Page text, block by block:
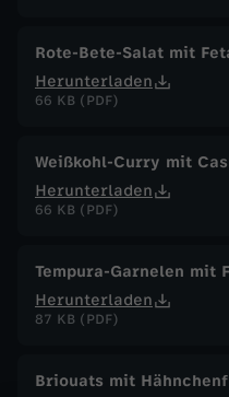
Rote-Bete-Salat mit
Herunterladen
66 KB (PDF)
Weißkohl-Curry mit
Herunterladen
66 KB (PDF)
Tempura-Garnelen mit
Herunterladen
87 KB (PDF)
Briouats mit